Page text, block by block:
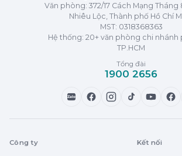
Văn phòng: 372/17 Cách Mạng Tháng
Nhiêu Lộc, Thành phố Hồ Chí
MST: 0318368363
Hệ thống: 20+ văn phòng chi nhánh
TP.HCM
Tổng đài
1900 2656
Zalo
Công ty Kết nối